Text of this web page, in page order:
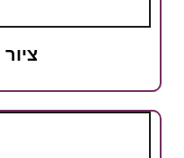
ציור של אריה